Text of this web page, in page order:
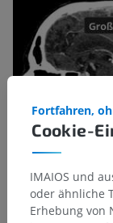
Cookie-
Fortfahren,
IMAIOS und
oder ähnliche
Erhebung von